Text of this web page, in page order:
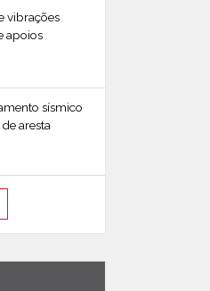
vibrações
apoios
sísmico
aresta